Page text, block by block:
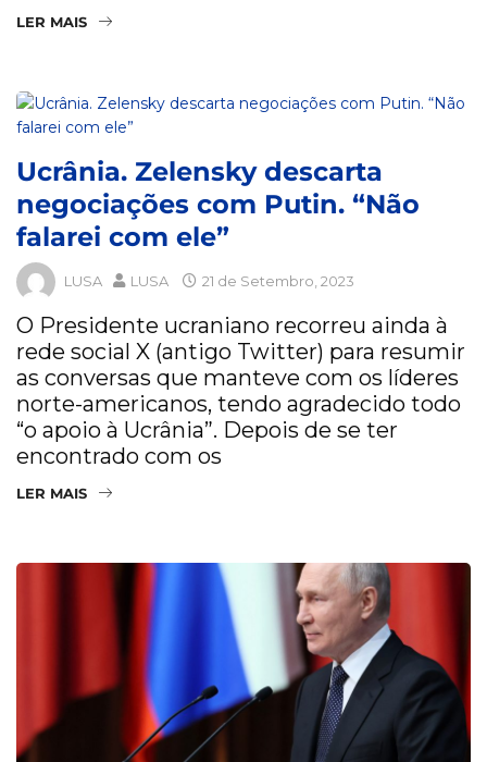
LER MAIS
Ucrânia. Zelensky descarta
negociações com Putin. “Não
falarei com ele”
LUSA LUSA 21 de Setembro, 2023
O Presidente ucraniano recorreu ainda à
rede social X (antigo Twitter) para resumir
as conversas que manteve com os líderes
norte-americanos, tendo agradecido todo
“o apoio à Ucrânia”. Depois de se ter
encontrado com os
LER MAIS